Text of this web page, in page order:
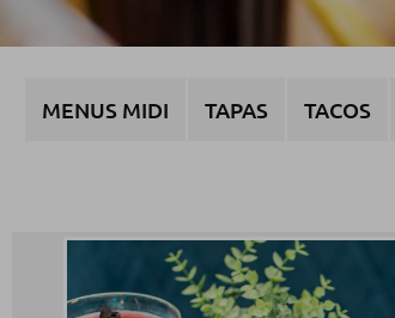
MENUS MIDI TAPAS TACOS